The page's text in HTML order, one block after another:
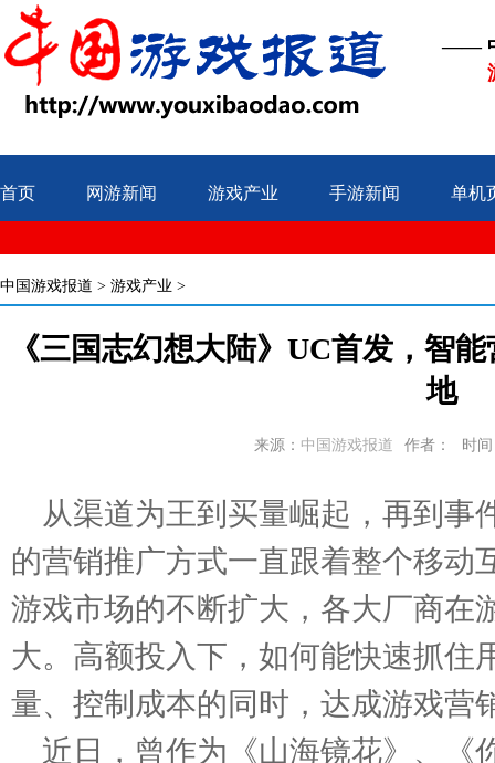
——
首页 网游新闻 游戏产业 手游新闻 单机
中国游戏报道 > 游戏产业 >
《三国志幻想大陆》UC首发，智
地
来源： 中国游戏报道 作者： 时间
从渠道为王到买量崛起，再到事
的营销推广方式一直跟着整个移动
游戏市场的不断扩大，各大厂商在
大。高额投入下，如何能快速抓住
量、控制成本的同时，达成游戏营
近日，曾作为《山海镜花》、《